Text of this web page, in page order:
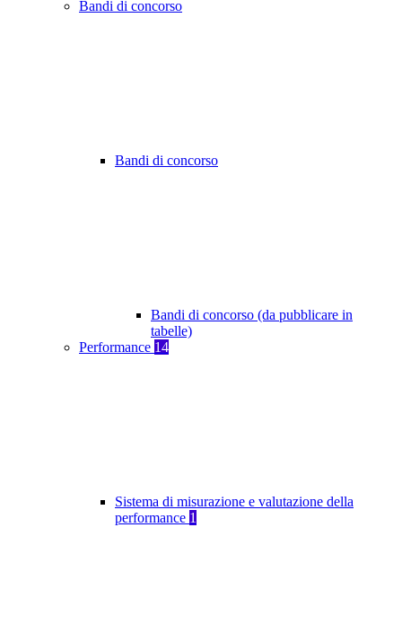
Bandi di concorso
Bandi di concorso
Bandi di concorso (da pubblicare in
tabelle)
Performance 14
Sistema di misurazione e valutazione della
performance 1